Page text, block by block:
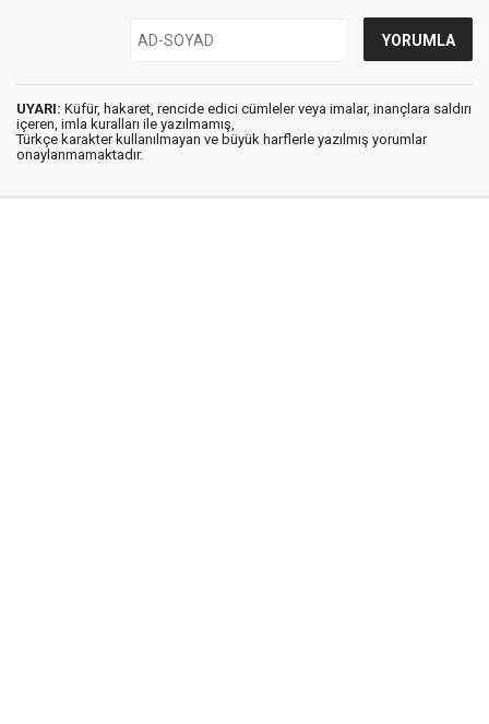
UYARI: Küfür, hakaret, rencide edici cümleler veya imalar, inançlara saldırı
içeren, imla kuralları ile yazılmamış,
Türkçe karakter kullanılmayan ve büyük harflerle yazılmış yorumlar
onaylanmamaktadır.